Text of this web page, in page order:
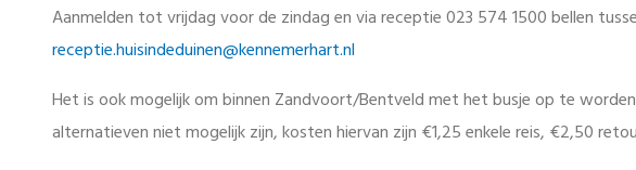
Aanmelden tot vrijdag voor de zindag en via receptie 023 574 1500 bellen
receptie.huisindeduinen@kennemerhart.nl
Het is ook mogelijk om binnen Zandvoort/Bentveld met het busje op te
alternatieven niet mogelijk zijn, kosten hiervan zijn €1,25 enkele reis, €2,50